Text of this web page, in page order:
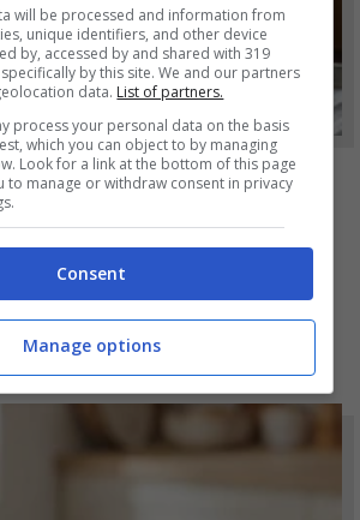
per farli tornare come
will be processed and information from
unique identifiers, and other device
by, accessed by and shared with 319
by this site. We and our partners
data. List of partners.
process your personal data on the basis
which you can object to by managing
Look for a link at the bottom of this page
to manage or withdraw consent in privacy
Consent
Manage options